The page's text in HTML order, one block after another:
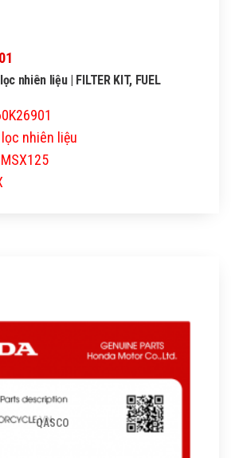
nhiên liệu | FILTER KIT, FUEL
nhiên liệu
QASCO